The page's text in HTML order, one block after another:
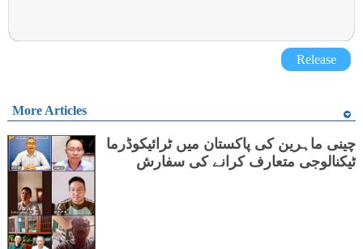
Release
More Articles
چینی ماہرین کی پاکستان میں ٹرائیکوڈرما
ٹیکنالوجی متعارف کرانے کی سفارش